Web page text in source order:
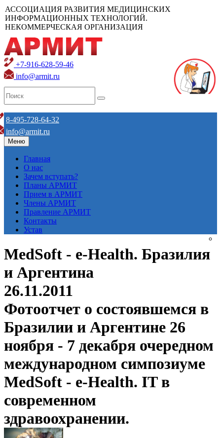
АССОЦИАЦИЯ РАЗВИТИЯ МЕДИЦИНСКИХ
ИНФОРМАЦИОННЫХ ТЕХНОЛОГИЙ.
НЕКОММЕРЧЕСКАЯ ОРГАНИЗАЦИЯ
+7-916-628-59-46
info@armit.ru
8-495-728-64-32
info@armit.ru
Меню
Главная
О нас
Зачем вступать?
Планы АРМИТ
Прием в АРМИТ
Члены АРМИТ
Правление АРМИТ
Контакты
Устав
MedSoft - e-Health. Бразилия
и Аргентина
26.11.2011
Фотоотчет о состоявшемся в
Бразилии и Аргентине 26
ноября - 7 декабря очередном
международном симпозиуме
MedSoft - e-Health. IT в
современном
здравоохранении.